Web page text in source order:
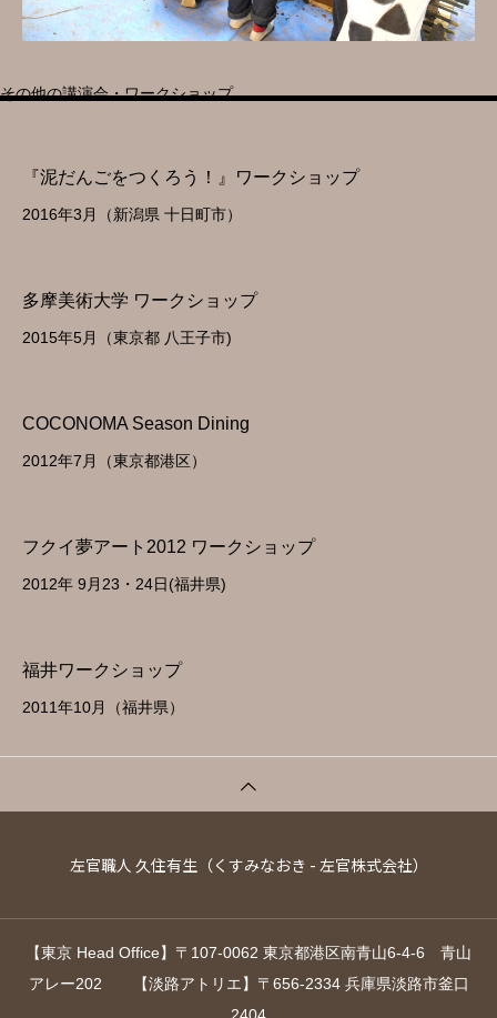
その他の講演会・ワークショップ
『泥だんごをつくろう！』ワークショップ
2016年3月（新潟県 十日町市）
多摩美術大学 ワークショップ
2015年5月（東京都 八王子市)
COCONOMA Season Dining
2012年7月（東京都港区）
フクイ夢アート2012 ワークショップ
2012年 9月23・24日(福井県)
福井ワークショップ
2011年10月（福井県）
左官職人 久住有生（くすみなおき - 左官株式会社）
【東京 Head Office】〒107-0062 東京都港区南青山6-4-6 青山
アレー202 【淡路アトリエ】〒656-2334 兵庫県淡路市釜口
2404